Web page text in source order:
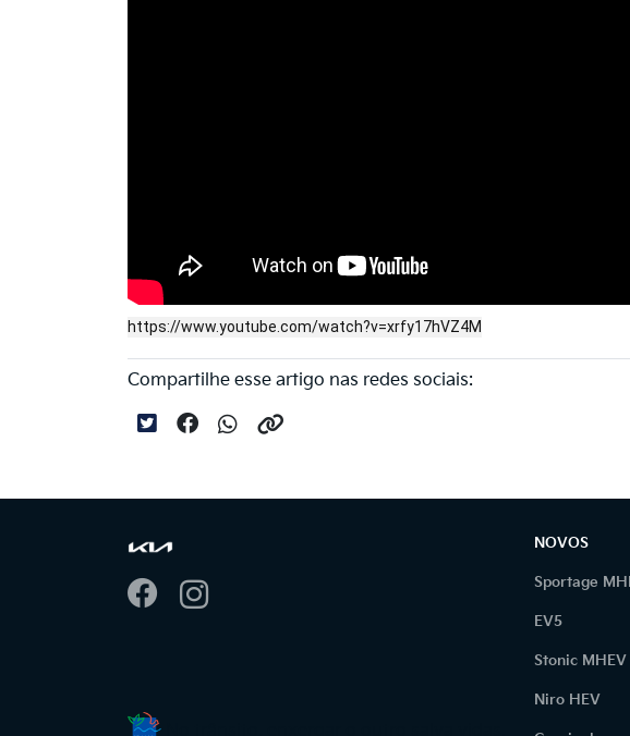
https://www.youtube.com/watch?v=xrfy17hVZ4M
Compartilhe esse artigo nas redes sociais:
NOVOS
Sportage
EV5
Stonic MHEV
Niro HEV